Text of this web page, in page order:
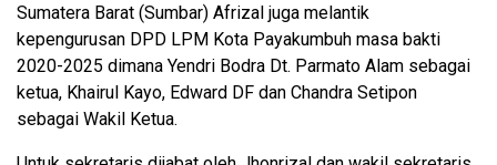
Sumatera Barat (Sumbar) Afrizal juga melantik
kepengurusan DPD LPM Kota Payakumbuh masa bakti
2020-2025 dimana Yendri Bodra Dt. Parmato Alam sebagai
ketua, Khairul Kayo, Edward DF dan Chandra Setipon
sebagai Wakil Ketua.